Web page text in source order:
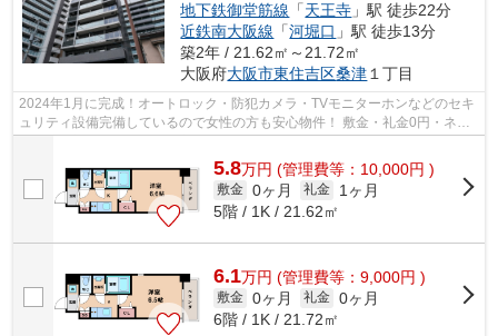
地下鉄御堂筋線 「天王寺 」駅 徒歩22分
近鉄南大阪線 「河堀口 」駅 徒歩13分
築2年 / 21.62㎡～21.72㎡
大阪府大阪市東住吉区桑津 １丁目
2024年1月に完成！オートロック・防犯カメラ・TVモニターホンなどのセキ
ュリティ設備完備しているので女性の方も安心物件！ 敷金・礼金0円・ネッ
5.8万円 (管理費等：10,000円 )
敷金 0ヶ月 礼金
1ヶ月
5階 / 1K / 21.62㎡
6.1万円 (管理費等：9,000円 )
敷金 0ヶ月 礼金 0ヶ月
6階 / 1K / 21.72㎡